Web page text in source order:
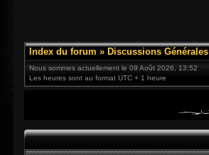
Index du forum » Discussions Générales
Nous sommes actuellement le 09 Août 2026, 13:52
Les heures sont au format UTC + 1 heure